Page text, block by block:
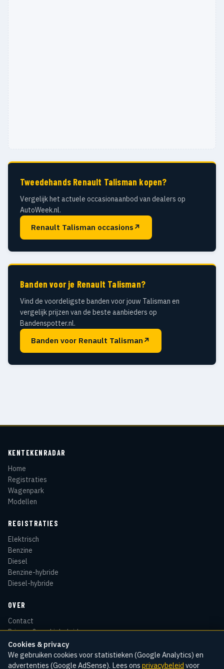
Cookies & privacy
We gebruiken cookies voor statistieken (Google Analytics) en
advertenties (Google AdSense). Lees ons privacybeleid voor
Tweedehands Renault Talisman kopen?
Vergelijk het actuele occasionaanbod van dealers op
AutoWeek.nl.
Renault Talisman occasions ↗
Banden voor je Renault Talisman?
Vind de voordeligste banden voor jouw Talisman en
vergelijk prijzen van de beste aanbieders op
Bandenspotter.nl.
Banden voor Renault Talisman ↗
KENTEKENRADAR
Home
Registraties
Wagenpark
Modellen
REGISTRATIES
Elektrisch
Benzine
Diesel
Benzine-hybride
Diesel-hybride
OVER
Contact
Privacy & cookiebeleid
Disclaimer
Sitemap